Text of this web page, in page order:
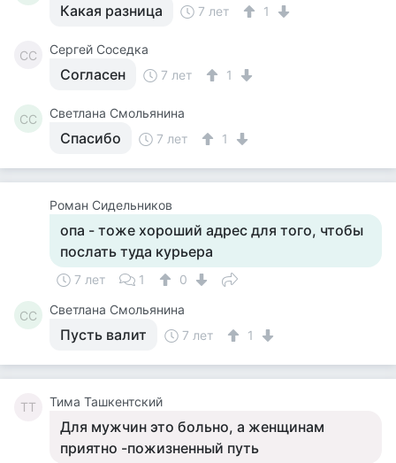
Какая разница 7 лет 1
СС Сергей Соседка
Согласен 7 лет 1
СС Светлана Смольянина
Спасибо 7 лет 1
Роман Сидельников
опа - тоже хороший адрес для того, чтобы
послать туда курьера
7 лет 1 0
СС Светлана Смольянина
Пусть валит 7 лет 1
ТТ Тима Ташкентский
Для мужчин это больно, а женщинам
приятно -пожизненный путь